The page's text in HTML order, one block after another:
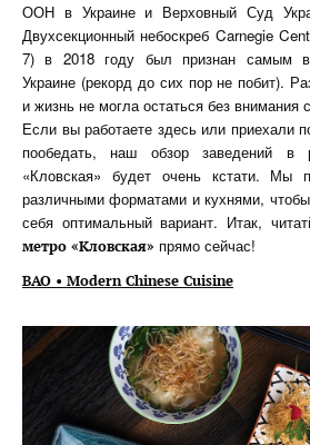
ООН в Украине и Верховный Суд
Двухсекционный небоскреб Carnegie
7) в 2018 году был признан самым
Украине (рекорд до сих пор не побит).
и жизнь не могла остаться без внимания
Если вы работаете здесь или приехали
пообедать, наш обзор заведений в
«Кловская» будет очень кстати. Мы
различными форматами и кухнями,
себя оптимальный вариант. Итак,
метро «Кловская» прямо сейчас!
BAO • Modern Chinese Cuisine